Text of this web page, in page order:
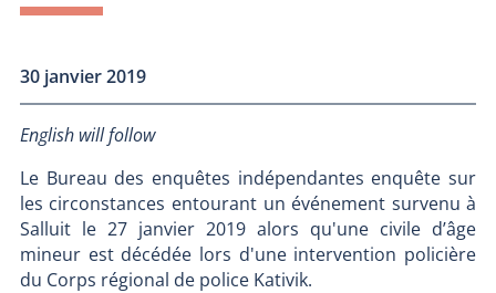
30 janvier 2019
English will follow
Le Bureau des enquêtes indépendantes enquête sur
les circonstances entourant un événement survenu à
Salluit le 27 janvier 2019 alors qu'une civile d’âge
mineur est décédée lors d'une intervention policière
du Corps régional de police Kativik.